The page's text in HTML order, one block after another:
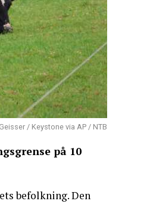
/ Keystone via AP / NTB
på 10
befolkning. Den